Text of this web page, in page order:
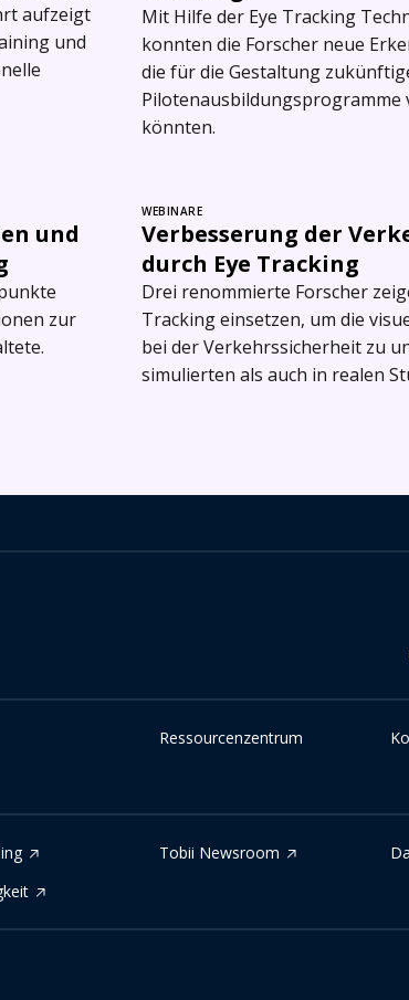
aufzeigt
und
Mit Hilfe der Eye Tracking
konnten die Forscher neue
die für die Gestaltung
Pilotenausbildungsprogramme
könnten.
und
zur
WEBINARE
Verbesserung der
durch Eye Tracking
Drei renommierte Forscher
Tracking einsetzen, um die
bei der Verkehrssicherheit zu
simulierten als auch in realen
Ressourcenzentrum
Tobii Newsroom